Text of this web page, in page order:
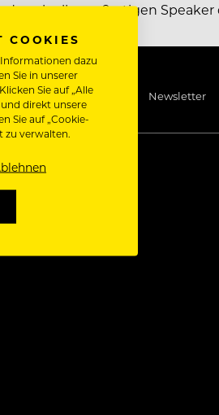
auch alle großartigen
Arbeiten bei Rolling Pin Newsletter
COOKIES
dazu
Sie in unserer
Sie auf „Alle
direkt unsere
Sie auf „Cookie-
zu verwalten.